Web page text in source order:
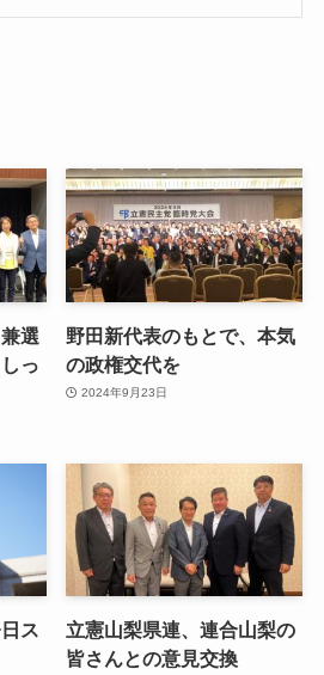
選
っ
野田新代表のもとで、本気
の政権交代を
2024年9月23日
ス
立憲山梨県連、連合山梨の
皆さんとの意見交換